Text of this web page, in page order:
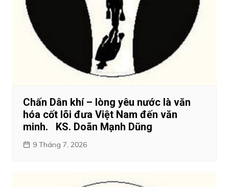
Chấn Dân khí – lòng yêu nước là văn
hóa cốt lõi đưa Việt Nam đến văn
minh. KS. Doãn Mạnh Dũng
9 Tháng 7, 2026